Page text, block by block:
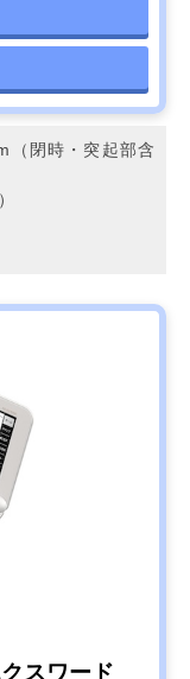
（閉時・突起部含
スワード